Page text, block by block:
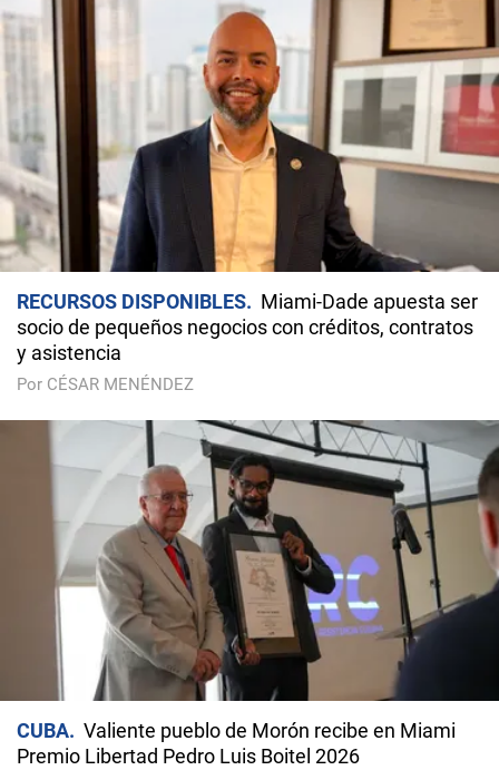
RECURSOS DISPONIBLES
Miami-Dade apuesta ser
socio de pequeños negocios con créditos, contratos
y asistencia
Por CÉSAR MENÉNDEZ
CUBA
Valiente pueblo de Morón recibe en Miami
Premio Libertad Pedro Luis Boitel 2026